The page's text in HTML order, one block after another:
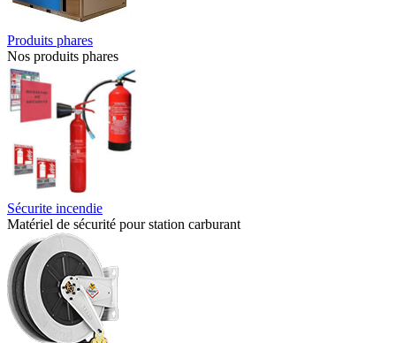
Produits phares
Nos produits phares
Sécurite incendie
Matériel de sécurité pour station carburant